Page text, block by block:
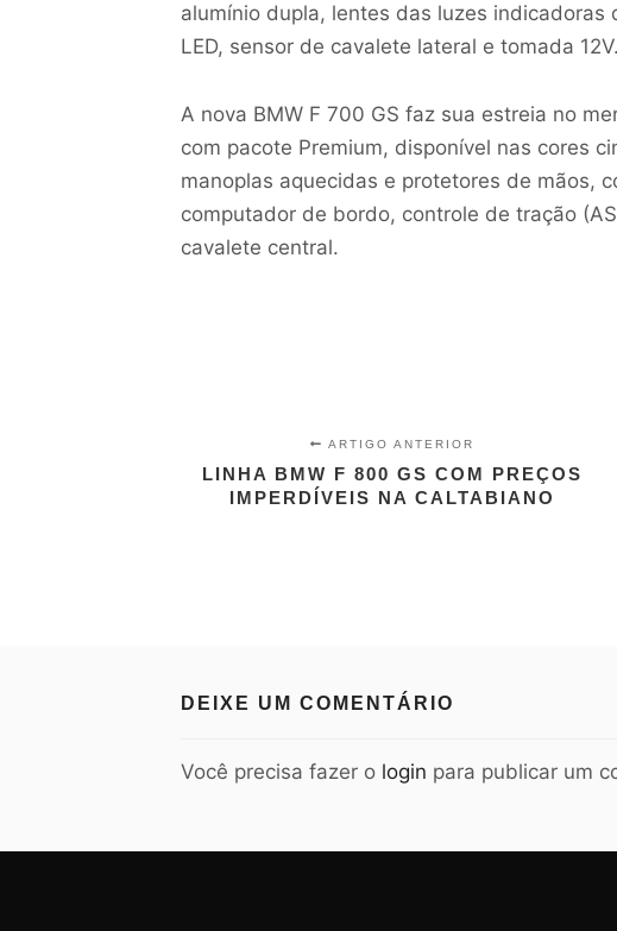
alumínio dupla, lentes das luzes
LED, sensor de cavalete lateral e tomada 12V.
A nova BMW F 700 GS faz sua estreia no
com pacote Premium, disponível nas cores
manoplas aquecidas e protetores de mãos,
computador de bordo, controle de tração
cavalete central.
ARTIGO ANTERIOR
LINHA BMW F 800 GS COM PREÇOS
IMPERDÍVEIS NA CALTABIANO
DEIXE UM COMENTÁRIO
Você precisa fazer o login para publicar um